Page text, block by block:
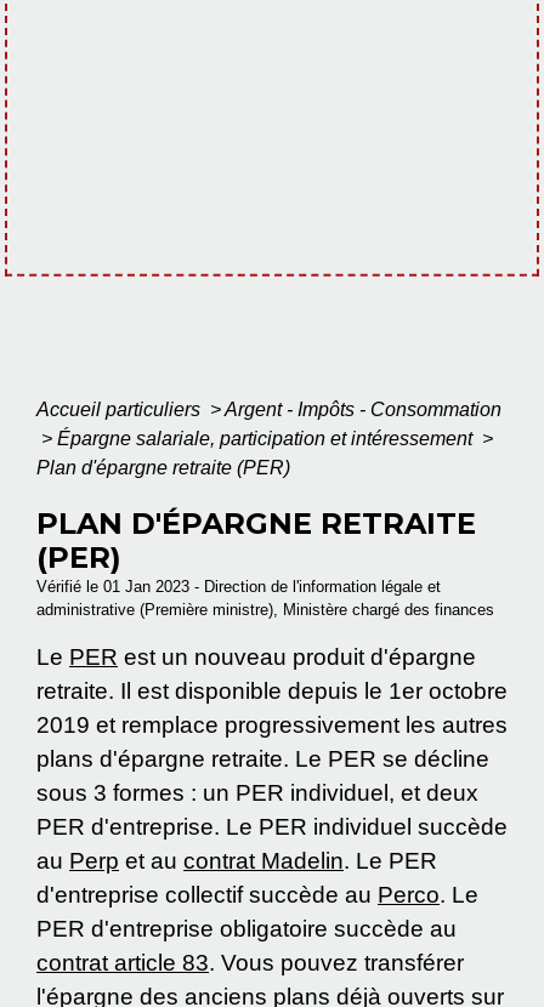
Accueil particuliers >Argent - Impôts - Consommation
> Épargne salariale, participation et intéressement >
Plan d'épargne retraite (PER)
PLAN D'ÉPARGNE RETRAITE
(PER)
Vérifié le 01 Jan 2023 - Direction de l'information légale et
administrative (Première ministre), Ministère chargé des finances
Le PER est un nouveau produit d'épargne
retraite. Il est disponible depuis le 1er octobre
2019 et remplace progressivement les autres
plans d'épargne retraite. Le PER se décline
sous 3 formes : un PER individuel, et deux
PER d'entreprise. Le PER individuel succède
au Perp et au contrat Madelin. Le PER
d'entreprise collectif succède au Perco. Le
PER d'entreprise obligatoire succède au
contrat article 83. Vous pouvez transférer
l'épargne des anciens plans déjà ouverts sur